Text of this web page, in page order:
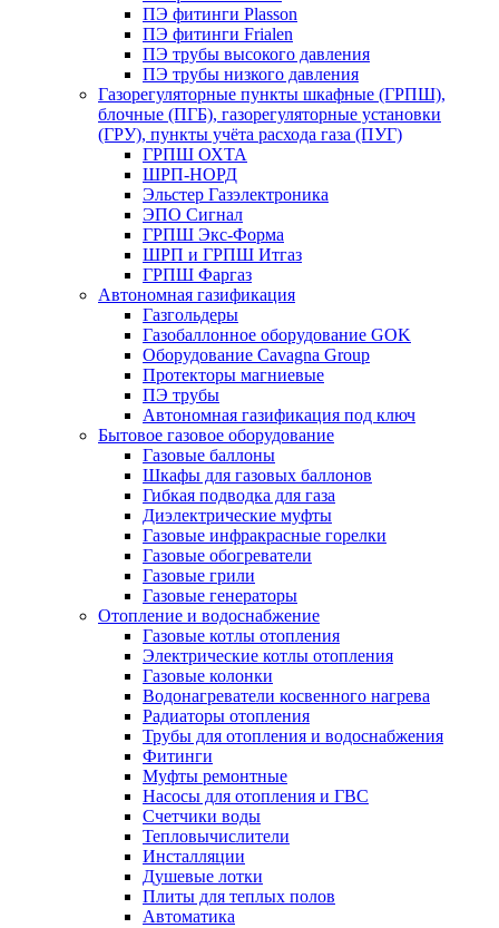
ПЭ фитинги Plasson
ПЭ фитинги Frialen
ПЭ трубы высокого давления
ПЭ трубы низкого давления
Газорегуляторные пункты шкафные (ГРПШ),
блочные (ПГБ), газорегуляторные установки
(ГРУ), пункты учёта расхода газа (ПУГ)
ГРПШ ОХТА
ШРП-НОРД
Эльстер Газэлектроника
ЭПО Сигнал
ГРПШ Экс-Форма
ШРП и ГРПШ Итгаз
ГРПШ Фаргаз
Автономная газификация
Газгольдеры
Газобаллонное оборудование GOK
Оборудование Cavagna Group
Протекторы магниевые
ПЭ трубы
Автономная газификация под ключ
Бытовое газовое оборудование
Газовые баллоны
Шкафы для газовых баллонов
Гибкая подводка для газа
Диэлектрические муфты
Газовые инфракрасные горелки
Газовые обогреватели
Газовые грили
Газовые генераторы
Отопление и водоснабжение
Газовые котлы отопления
Электрические котлы отопления
Газовые колонки
Водонагреватели косвенного нагрева
Радиаторы отопления
Трубы для отопления и водоснабжения
Фитинги
Муфты ремонтные
Насосы для отопления и ГВС
Счетчики воды
Тепловычислители
Инсталляции
Душевые лотки
Плиты для теплых полов
Автоматика